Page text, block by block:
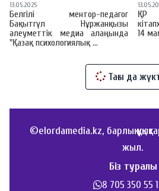
13.05.2025
Белгілі ментор-педагог
Бақытгүл Нұржанқызы
әлеуметтік медиа алаңында
"Қазақ психологиялық ...
ҚР
14
Тағы да
©elordamedia.kz, барлық
жыл.
Біз туралы
8 705 350 55